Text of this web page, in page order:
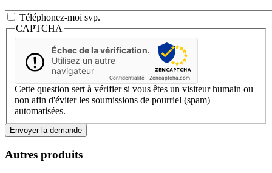
Téléphonez-moi svp.
CAPTCHA
Échec de la vérification.
Utilisez un autre
navigateur
Confidentialité - Zencaptcha.com
Cette question sert à vérifier si vous êtes un visiteur humain ou
non afin d'éviter les soumissions de pourriel (spam)
automatisées.
Autres produits